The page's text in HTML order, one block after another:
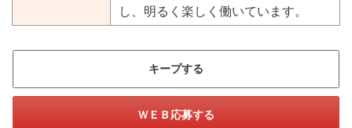
し、明るく楽しく働いています。
キープする
ＷＥＢ応募する